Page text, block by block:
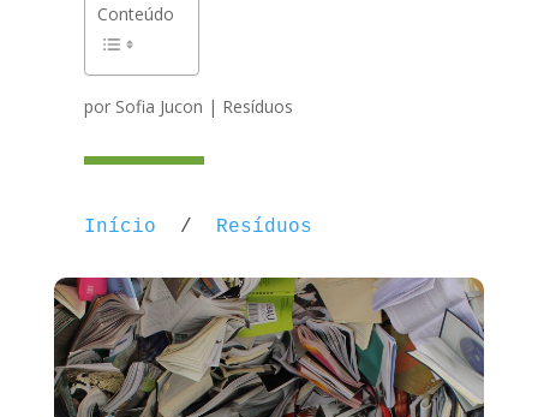
Conteúdo
por Sofia Jucon | Resíduos
Início / Resíduos